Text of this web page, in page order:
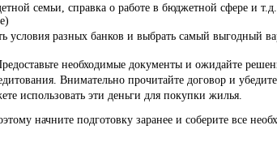
семьи, справка о работе в бюджетной сфере и
условия разных банков и выбрать самый выгодный
необходимые документы и ожидайте
Внимательно прочитайте договор и
использовать эти деньги для покупки жилья.
начните подготовку заранее и соберите все